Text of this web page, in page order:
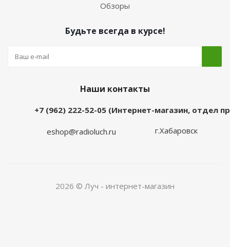
Обзоры
Будьте всегда в курсе!
Наши контакты
+7 (962) 222-52-05 (Интернет-магазин, отдел
eshop@radioluch.ru г.Хабаровск
2026 © Луч - интернет-магазин